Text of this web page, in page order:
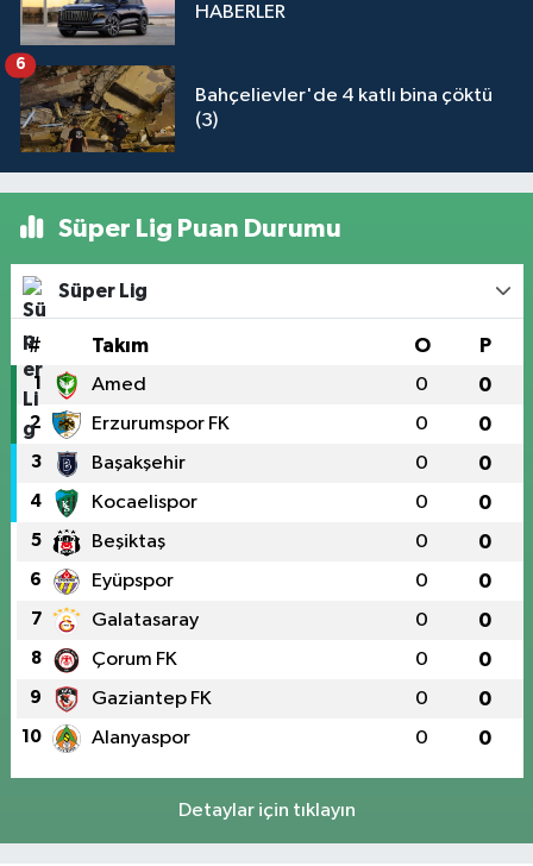
HABERLER
Bahçelievler'de 4 katlı bina çöktü
(3)
6
Süper Lig Puan Durumu
Süper Lig
# Takım O P
1 Amed 0 0
2 Erzurumspor FK 0 0
3 Başakşehir 0 0
4 Kocaelispor 0 0
5 Beşiktaş 0 0
6 Eyüpspor 0 0
7 Galatasaray 0 0
8 Çorum FK 0 0
9 Gaziantep FK 0 0
10 Alanyaspor 0 0
Detaylar için tıklayın